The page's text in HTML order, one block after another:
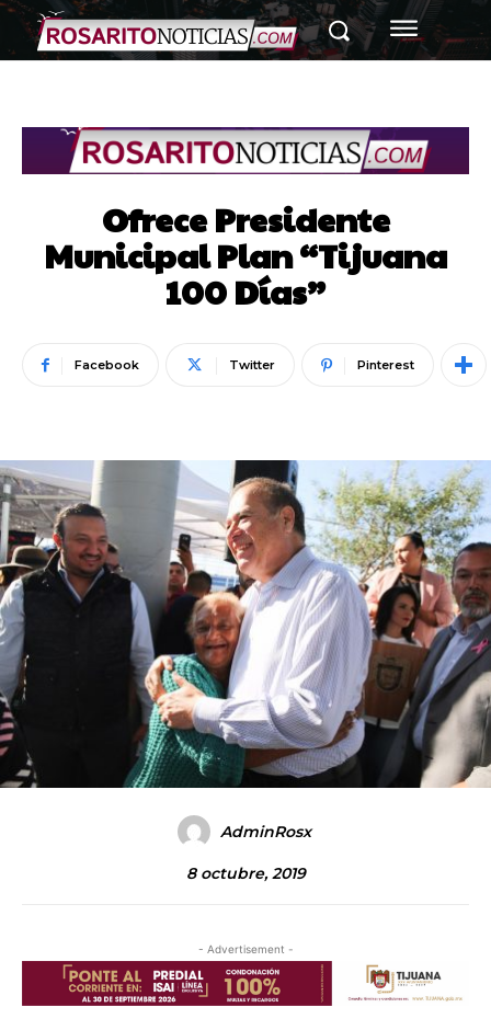
Ofrece Presidente
Municipal Plan “Tijuana
100 Días”
Facebook Twitter Pinterest
AdminRosx
8 octubre, 2019
- Advertisement -